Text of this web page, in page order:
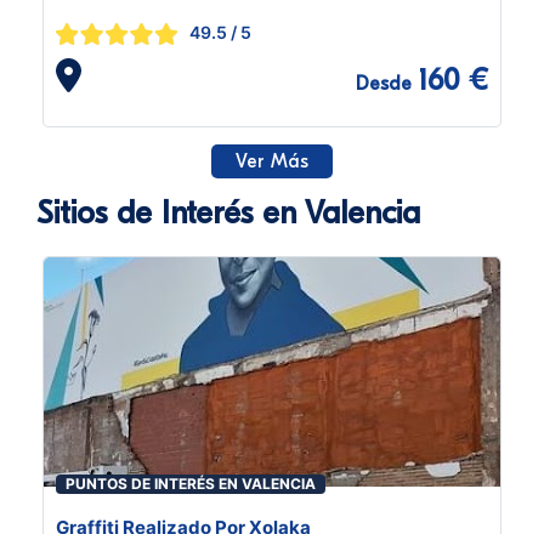
49.5 / 5
Desde 160 €
Ver Más
Sitios de Interés en Valencia
PUNTOS DE INTERÉS EN VALENCIA
Graffiti Realizado Por Xolaka